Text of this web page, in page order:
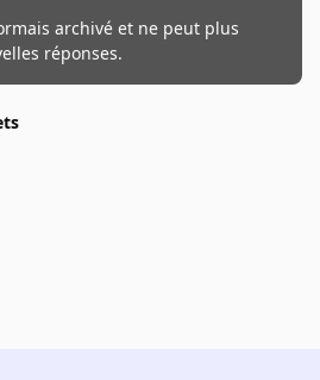
archivé et ne peut plus
réponses.